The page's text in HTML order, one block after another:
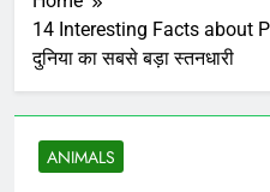
14 Interesting Facts about
दुनिया का सबसे बड़ा स्तनधारी
ANIMALS